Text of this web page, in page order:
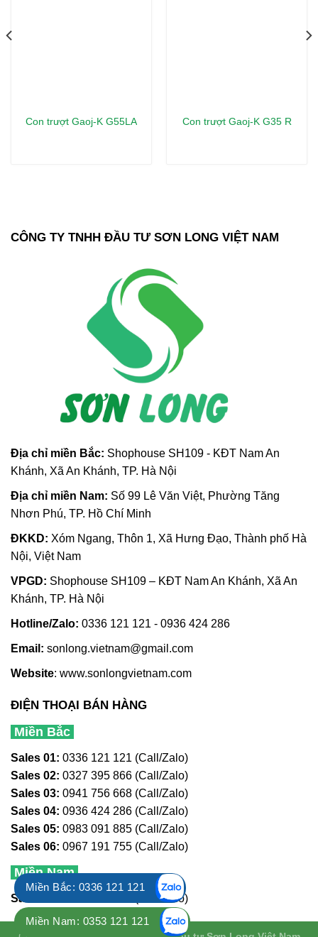
Con trượt Gaoj-K G55LA Con trượt Gaoj-K G35 R
CÔNG TY TNHH ĐẦU TƯ SƠN LONG VIỆT NAM
Địa chỉ miền Bắc: Shophouse SH109 - KĐT Nam An
Khánh, Xã An Khánh, TP. Hà Nội
Địa chỉ miền Nam: Số 99 Lê Văn Việt, Phường Tăng
Nhơn Phú, TP. Hồ Chí Minh
ĐKKD: Xóm Ngang, Thôn 1, Xã Hưng Đạo, Thành phố Hà
Nội, Việt Nam
VPGD: Shophouse SH109 – KĐT Nam An Khánh, Xã An
Khánh, TP. Hà Nội
Hotline/Zalo: 0336 121 121 - 0936 424 286
Email: sonlong.vietnam@gmail.com
Website: www.sonlongvietnam.com
ĐIỆN THOẠI BÁN HÀNG
Miền Bắc
Sales 01: 0336 121 121 (Call/Zalo)
Sales 02: 0327 395 866 (Call/Zalo)
Sales 03: 0941 756 668 (Call/Zalo)
Sales 04: 0936 424 286 (Call/Zalo)
Sales 05: 0983 091 885 (Call/Zalo)
Sales 06: 0967 191 755 (Call/Zalo)
Miền Nam
Sales 01: 0353 121 121 (Call/Zalo)
Miền Bắc: 0336 121 121
Miền Nam: 0353 121 121